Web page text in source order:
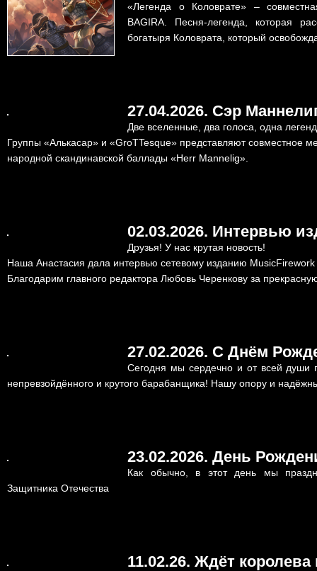
«Легенда о Коловрате» –
BAGIRA. Песня-легенда, которая
богатыря Коловрата, который
27.04.2026. Сэр
Две вселенные, два голоса, одна
Группы «Алькасар» и «GroTTesque» представляют совместное
народной скандинавской баллады «Herr Mannelig».
02.03.2026. Интервью
Друзья! У нас крутая новость!
Наша Анастасия дала интервью сетевому изданию MusicFirework
Благодарим главного редактора Любовь Черенкову за
27.02.2026. С Днём
Сегодня мы сердечно и от всей души
непревзойдённого и крутого барабанщика! Нашу опору и
23.02.2026. День
Как обычно, в этот день мы
Защитника Отечества
11.02.26. Ждёт королева